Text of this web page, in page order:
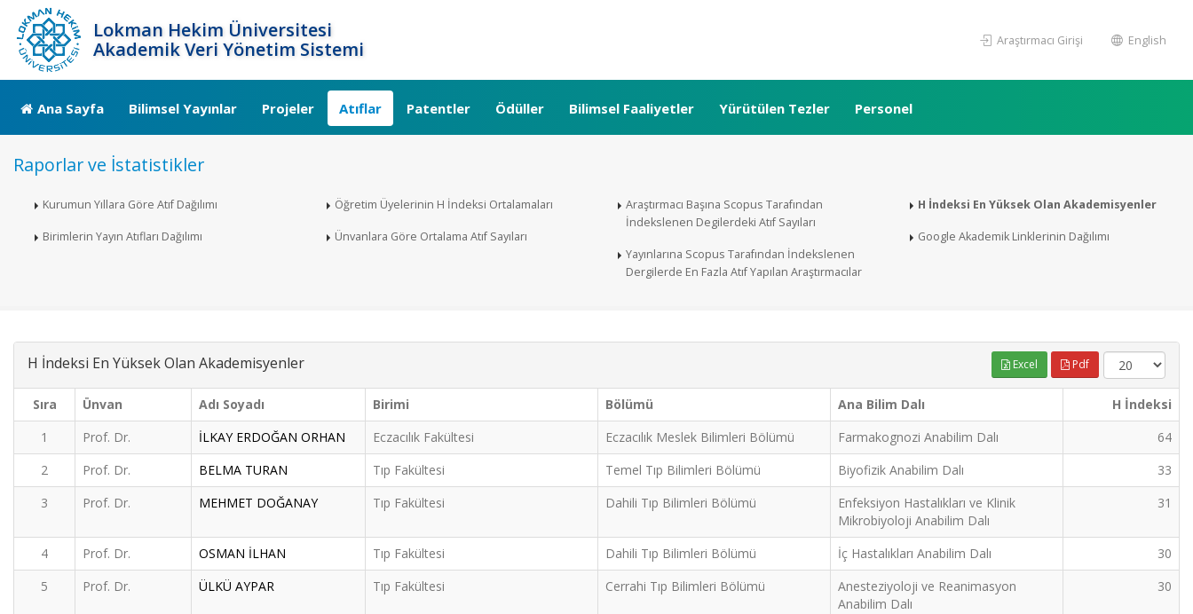
Lokman Hekim Üniversitesi
Akademik Veri Yönetim Sistemi
Araştırmacı Girişi English
Ana Sayfa Bilimsel Yayınlar Projeler Atıflar Patentler Ödüller Bilimsel Faaliyetler Yürütülen Tezler Personel
Raporlar ve İstatistikler
Kurumun Yıllara Göre Atıf Dağılımı
Birimlerin Yayın Atıfları Dağılımı
Öğretim Üyelerinin H İndeksi Ortalamaları
Ünvanlara Göre Ortalama Atıf Sayıları
Araştırmacı Başına Scopus Tarafından
İndekslenen Degilerdeki Atıf Sayıları
Yayınlarına Scopus Tarafından İndekslenen
Dergilerde En Fazla Atıf Yapılan Araştırmacılar
H İndeksi En Yüksek Olan Akademisyenler
Google Akademik Linklerinin Dağılımı
H İndeksi En Yüksek Olan Akademisyenler Excel Pdf
Sıra Ünvan Adı Soyadı Birimi Bölümü Ana Bilim Dalı
H İndeksi
1
Prof. Dr. İLKAY ERDOĞAN ORHAN Eczacılık Fakültesi Eczacılık Meslek Bilimleri Bölümü Farmakognozi Anabilim Dalı
64
2
Prof. Dr. BELMA TURAN Tıp Fakültesi Temel Tıp Bilimleri Bölümü Biyofizik Anabilim Dalı
33
3
Prof. Dr. MEHMET DOĞANAY Tıp Fakültesi Dahili Tıp Bilimleri Bölümü
Enfeksiyon Hastalıkları ve Klinik
Mikrobiyoloji Anabilim Dalı
31
4 Prof. Dr. OSMAN İLHAN Tıp Fakültesi Dahili Tıp Bilimleri Bölümü İç Hastalıkları Anabilim Dalı
30
5
Prof. Dr. ÜLKÜ AYPAR Tıp Fakültesi Cerrahi Tıp Bilimleri Bölümü
Anesteziyoloji ve Reanimasyon
Anabilim Dalı
30